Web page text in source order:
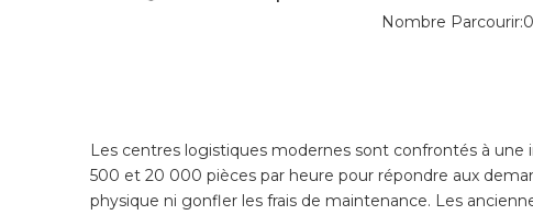
Nombre Parcourir:0
Les centres logistiques modernes sont confrontés à
500 et 20 000 pièces par heure pour répondre aux
physique ni gonfler les frais de maintenance. Les